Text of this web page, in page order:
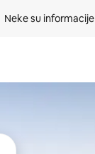
Neke su